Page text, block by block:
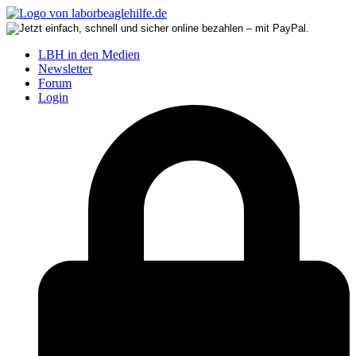
LBH in den Medien
Newsletter
Forum
Login